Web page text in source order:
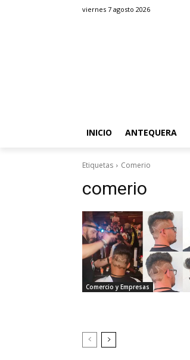
viernes 7 agosto 2026
INICIO ANTEQUERA
Etiquetas Comerio
comerio
Comercio y Empresas